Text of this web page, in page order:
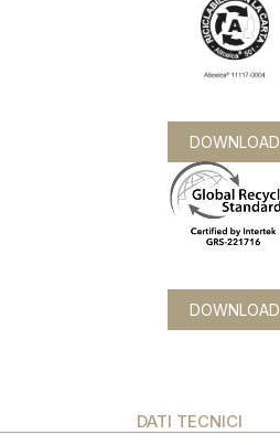
DOWNLOAD
DOWNLOAD
DATI TECNICI